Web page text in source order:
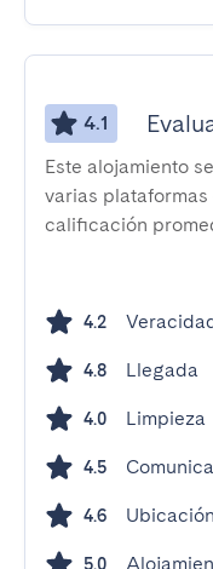
4.1
Este alojamiento
varias
calificación
4.2
4.8 Llegada
4.0 Limpieza
4.5
4.6 Ubicación
5.0